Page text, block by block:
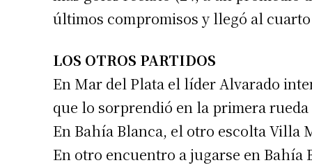
últimos compromisos y llegó al
LOS OTROS PARTIDOS
En Mar del Plata el líder Alvarado
que lo sorprendió en la primera rueda
En Bahía Blanca, el otro escolta Villa
En otro encuentro a jugarse en